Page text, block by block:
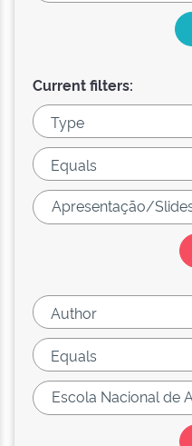
Current filters: